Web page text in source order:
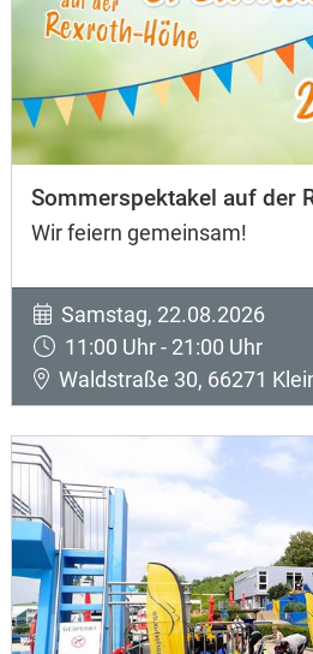
Sommerspektakel auf der
Wir feiern gemeinsam!
Samstag, 22.08.2026
11:00 Uhr - 21:00 Uhr
Waldstraße 30, 66271